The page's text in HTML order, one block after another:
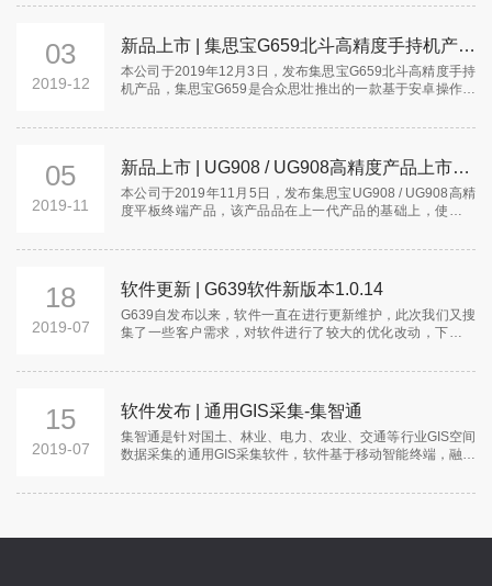
程度满足各行业用户需求。相比UG908，UG908Lite版本只
是从配件配置上做了调整
03
2019-12
新品上市 | 集思宝G659北斗高精度手持机产品上市公告
本公司于2019年12月3日，发布集思宝G659北斗高精度手持
机产品，集思宝G659是合众思壮推出的一款基于安卓操作系
键，适合用于进行一般的GPS导航和野外恶劣环境下的GIS数
据采集工作。
05
2019-11
新品上市 | UG908 / UG908高精度产品上市公告
本公司于2019年11月5日，发布集思宝UG908 / UG908高精
度平板终端产品，该产品品在上一代产品的基础上，使用了
三防设计，以满足各行业用户需求。
18
2019-07
软件更新 | G639软件新版本1.0.14
G639自发布以来，软件一直在进行更新维护，此次我们又搜
集了一些客户需求，对软件进行了较大的优化改动，下面让
15
2019-07
软件发布 | 通用GIS采集-集智通
集智通是针对国土、林业、电力、农业、交通等行业GIS空间
数据采集的通用GIS采集软件，软件基于移动智能终端，融合